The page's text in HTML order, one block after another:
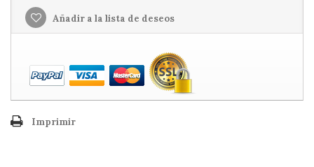
Añadir a la lista de deseos
Imprimir